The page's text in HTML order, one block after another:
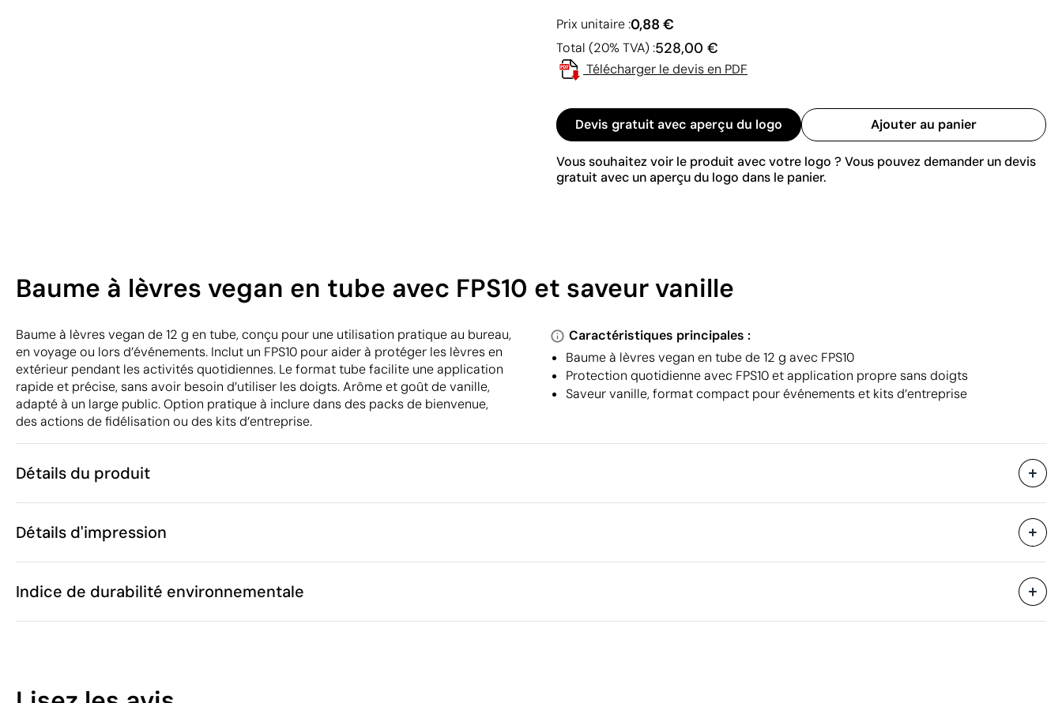
Prix unitaire :0,88 €
Total (20% TVA) :528,00 €
Télécharger le devis en PDF
Devis gratuit avec aperçu du logo Ajouter au panier
Vous souhaitez voir le produit avec votre logo ? Vous pouvez demander un devis
gratuit avec un aperçu du logo dans le panier.
Baume à lèvres vegan en tube avec FPS10 et saveur vanille
Baume à lèvres vegan de 12 g en tube, conçu pour une utilisation pratique au bureau,
en voyage ou lors d’événements. Inclut un FPS10 pour aider à protéger les lèvres en
extérieur pendant les activités quotidiennes. Le format tube facilite une application
rapide et précise, sans avoir besoin d’utiliser les doigts. Arôme et goût de vanille,
adapté à un large public. Option pratique à inclure dans des packs de bienvenue,
des actions de fidélisation ou des kits d’entreprise.
Caractéristiques principales :
Baume à lèvres vegan en tube de 12 g avec FPS10
Protection quotidienne avec FPS10 et application propre sans doigts
Saveur vanille, format compact pour événements et kits d’entreprise
Détails du produit
Caractéristiques
Code du produit
Poids
16 g
Pays de fabrication
Chine
Emballage
Quantité par boîte
500 unités
Détails d'impression
Indice de durabilité environnementale